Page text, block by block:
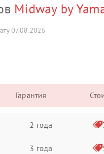
Midway by
07.08.2026
Гарантия
2 года
3 года